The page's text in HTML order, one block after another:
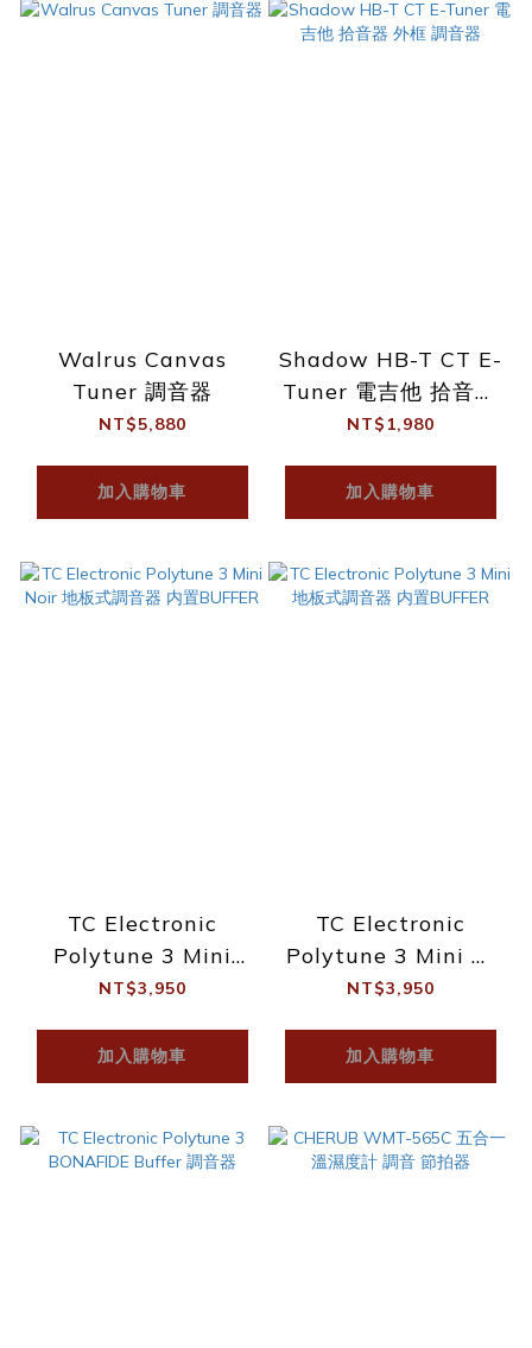
Walrus Canvas
Tuner 調音器
NT$5,880
加入購物車
Shadow HB-T CT E-
Tuner 電吉他 拾音器
外框 調音器
NT$1,980
加入購物車
TC Electronic
Polytune 3 Mini
Noir 地板式調音器 内
NT$3,950
加入購物車
TC Electronic
Polytune 3 Mini 地
板式調音器 内置
NT$3,950
加入購物車